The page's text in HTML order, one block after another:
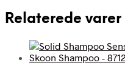
Relaterede varer